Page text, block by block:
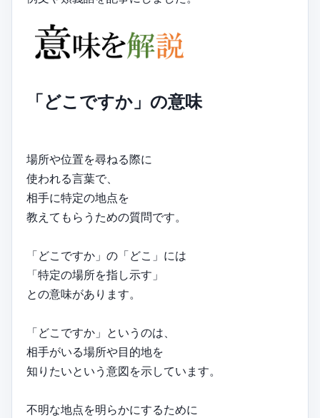
「どこですか」の意味
場所や位置を尋ねる際に
使われる言葉で、
相手に特定の地点を
教えてもらうための質問です。
「どこですか」の「どこ」には
「特定の場所を指し示す」
との意味があります。
「どこですか」というのは、
相手がいる場所や目的地を
知りたいという意図を示しています。
不明な地点を明らかにするために